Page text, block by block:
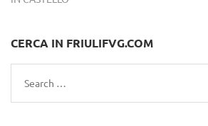
CERCA IN FRIULIFVG.COM
Search
for: